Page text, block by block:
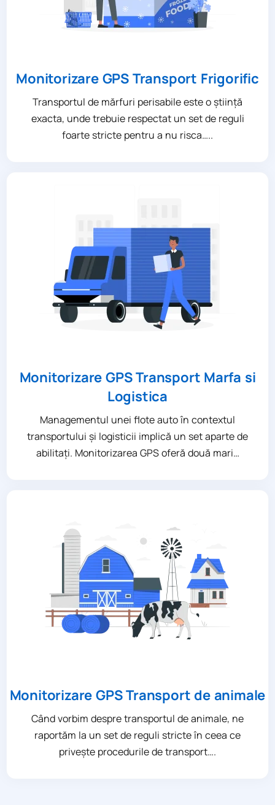
Monitorizare GPS Transport Frigorific
Transportul de mărfuri perisabile este o știință
exacta, unde trebuie respectat un set de reguli
foarte stricte pentru a nu risca…..
Monitorizare GPS Transport Marfa si
Logistica
Managementul unei flote auto în contextul
transportului și logisticii implică un set aparte de
abilitați. Monitorizarea GPS oferă două mari…
Monitorizare GPS Transport de animale
Când vorbim despre transportul de animale, ne
raportăm la un set de reguli stricte în ceea ce
privește procedurile de transport….